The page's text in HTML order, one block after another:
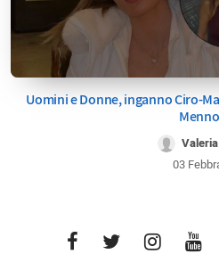
Uomini e Donne, inganno Ciro-
03